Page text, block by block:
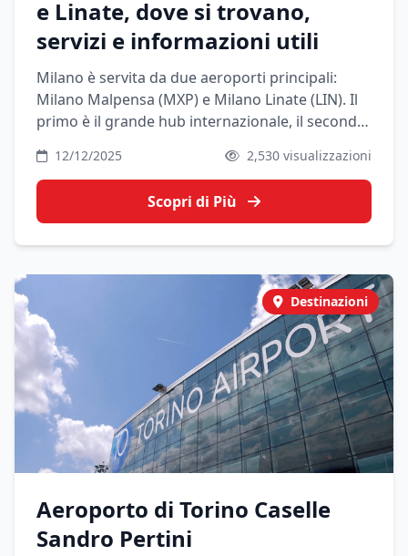
e Linate, dove si trovano,
servizi e informazioni utili
Milano è servita da due aeroporti principali:
Milano Malpensa (MXP) e Milano Linate (LIN). Il
primo è il grande hub internazionale, il secondo
Conoscerne posizione, collegamenti e servizi ti
aiuta a scegliere l’aeroporto più comodo e a
organizzare meglio il viaggio.
12/12/2025 2,530 visualizzazioni
Scopri di Più
Destinazioni
Aeroporto di Torino Caselle
Sandro Pertini